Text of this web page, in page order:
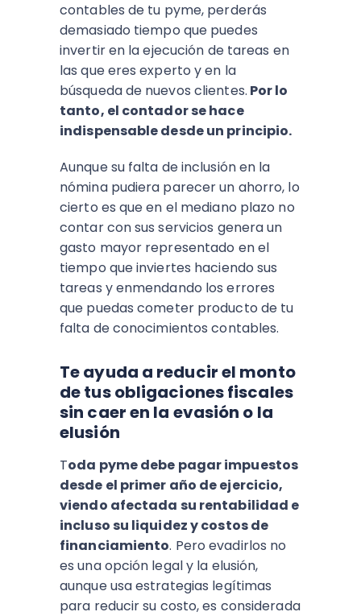
contables de tu pyme, perderás
demasiado tiempo que puedes
invertir en la ejecución de tareas en
las que eres experto y en la
búsqueda de nuevos clientes. Por lo
tanto, el contador se hace
indispensable desde un principio.
Aunque su falta de inclusión en la
nómina pudiera parecer un ahorro, lo
cierto es que en el mediano plazo no
contar con sus servicios genera un
gasto mayor representado en el
tiempo que inviertes haciendo sus
tareas y enmendando los errores
que puedas cometer producto de tu
falta de conocimientos contables.
Te ayuda a reducir el monto
de tus obligaciones fiscales
sin caer en la evasión o la
elusión
Toda pyme debe pagar impuestos
desde el primer año de ejercicio,
viendo afectada su rentabilidad e
incluso su liquidez y costos de
financiamiento. Pero evadirlos no
es una opción legal y la elusión,
aunque usa estrategias legítimas
para reducir su costo, es considerada